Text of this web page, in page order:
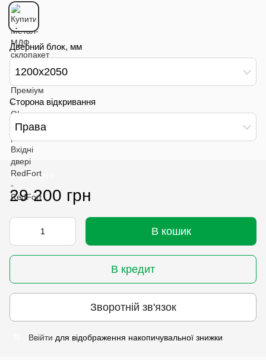
Дверний блок, мм
1200х2050
Сторона відкривання
Права
В наявності
29 200 грн
В кошик
В кредит
Зворотній зв'язок
Ввійти для відображення накопичувальної знижки